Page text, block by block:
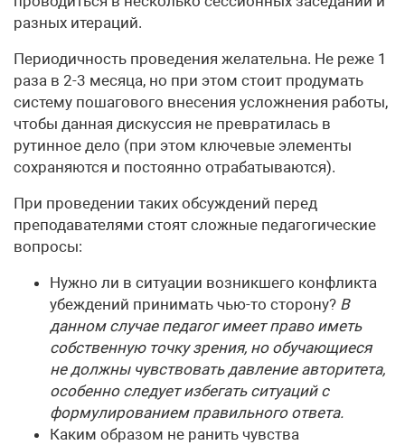
разных итераций.
Периодичность проведения желательна. Не реже 1
раза в 2-3 месяца, но при этом стоит продумать
систему пошагового внесения усложнения работы,
чтобы данная дискуссия не превратилась в
рутинное дело (при этом ключевые элементы
сохраняются и постоянно отрабатываются).
При проведении таких обсуждений перед
преподавателями стоят сложные педагогические
вопросы:
Нужно ли в ситуации возникшего конфликта
убеждений принимать чью-то сторону? В
данном случае педагог имеет право иметь
собственную точку зрения, но обучающиеся
не должны чувствовать давление авторитета,
особенно следует избегать ситуаций с
формулированием правильного ответа.
Каким образом не ранить чувства